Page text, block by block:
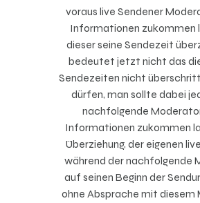
voraus live Sendener
Informationen zukommen
dieser seine Sendezeit
bedeutet jetzt nicht das
Sendezeiten nicht
dürfen, man sollte dabei
nachfolgende
Informationen zukommen
Überziehung, der eigenen
während der nachfolgende
auf seinen Beginn der
ohne Absprache mit diesem